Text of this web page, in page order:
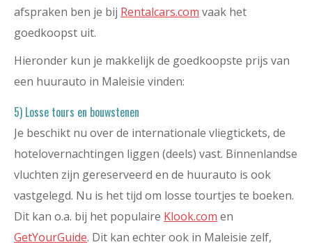
afspraken ben je bij Rentalcars.com vaak het
goedkoopst uit.
Hieronder kun je makkelijk de goedkoopste prijs van
een huurauto in Maleisie vinden:
5) Losse tours en bouwstenen
Je beschikt nu over de internationale vliegtickets, de
hotelovernachtingen liggen (deels) vast. Binnenlandse
vluchten zijn gereserveerd en de huurauto is ook
vastgelegd. Nu is het tijd om losse tourtjes te boeken.
Dit kan o.a. bij het populaire Klook.com en
GetYourGuide. Dit kan echter ook in Maleisie zelf,